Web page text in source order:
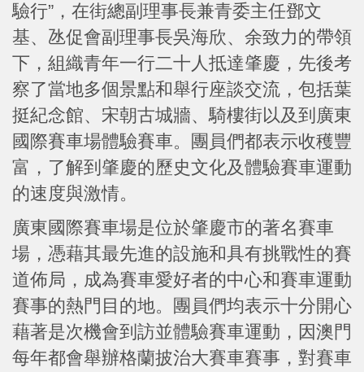
驗行”，在街總副理事長兼青委主任鄧文
基、氹促會副理事長吳海欣、余致力的帶領
下，組織青年一行二十人抵達肇慶，先後考
察了當地多個景點和舉行座談交流，包括葉
挺紀念館、宋朝古城牆、騎樓街以及到廣東
國際賽車場體驗賽車。團員們都表示收穫豐
富，了解到肇慶的歷史文化及體驗賽車運動
的速度與激情。
廣東國際賽車場是位於肇慶市的著名賽車
場，憑藉其最先進的設施和具有挑戰性的賽
道佈局，成為賽車愛好者的中心和賽車運動
賽事的熱門目的地。團員們均表示十分開心
藉著是次機會到訪並體驗賽車運動，因澳門
每年都會舉辦格蘭披治大賽車賽事，對賽車